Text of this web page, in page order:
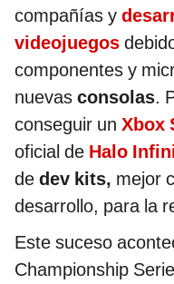
compañías y
videojuegos
componentes y
nuevas consolas.
conseguir un Xbox
oficial de Halo
de dev kits, mejor
desarrollo, para la
Este suceso
Championship